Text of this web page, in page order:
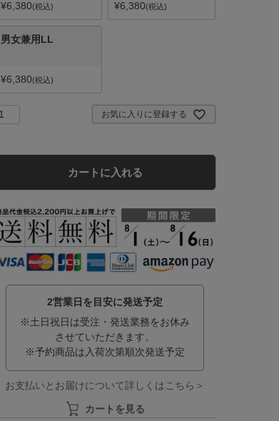
¥6,380 税込 ¥6,380 税込
男女兼用LL
¥6,380 税込
お気に入りに登録する
カートに入れる
2営業日を目安に発送予定
※土日祝日は受注・発送業務をお休み
させていただきます。
※予約商品は入荷次第順次発送予定
お支払いとお届けについて詳しくはこちら＞
カートを見る